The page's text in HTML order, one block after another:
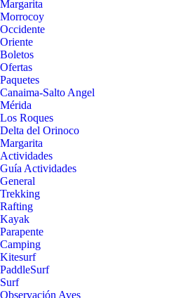
Margarita
Morrocoy
Occidente
Oriente
Boletos
Ofertas
Paquetes
Canaima-Salto Angel
Mérida
Los Roques
Delta del Orinoco
Margarita
Actividades
Guía Actividades
General
Trekking
Rafting
Kayak
Parapente
Camping
Kitesurf
PaddleSurf
Surf
Observación Aves